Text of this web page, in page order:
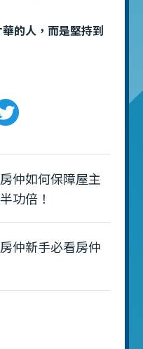
的人，而是堅持到
仲如何保障屋主
功倍！
仲新手必看房仲